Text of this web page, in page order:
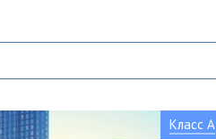
Класс A